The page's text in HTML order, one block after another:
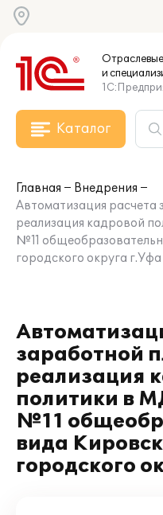
Отраслевые
и
Каталог
Главная
Внедрения
Автоматизация расчета
реализация кадровой
№11
городского округа
заработной
реализация
политики в
№11
вида
городского